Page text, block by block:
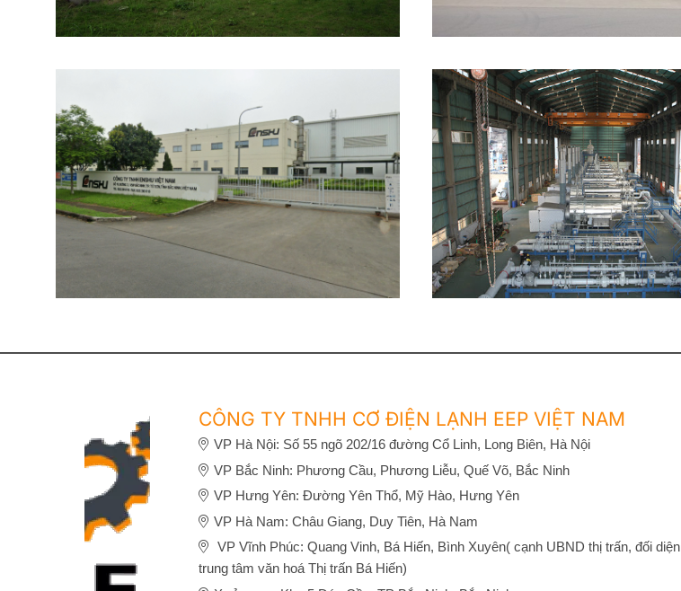
CÔNG TY TNHH CƠ ĐIỆN LẠNH EEP VIỆT NAM
VP Hà Nội: Số 55 ngõ 202/16 đường Cổ Linh, Long Biên, Hà Nội
VP Bắc Ninh: Phương Cầu, Phương Liễu, Quế Võ, Bắc Ninh
VP Hưng Yên: Đường Yên Thổ, Mỹ Hào, Hưng Yên
VP Hà Nam: Châu Giang, Duy Tiên, Hà Nam
VP Vĩnh Phúc: Quang Vinh, Bá Hiến, Bình Xuyên( cạnh UBND thị trấn, đối diện
trung tâm văn hoá Thị trấn Bá Hiến)